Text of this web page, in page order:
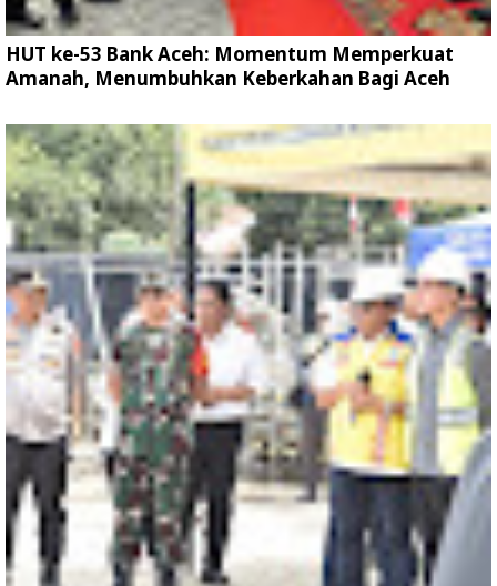
HUT ke-53 Bank Aceh: Momentum Memperkuat
Amanah, Menumbuhkan Keberkahan Bagi Aceh